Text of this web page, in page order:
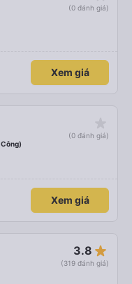
(0 đánh giá)
Xem giá
(0 đánh giá)
Xem giá
3.8 star_rate
(319 đánh giá)